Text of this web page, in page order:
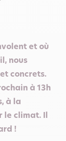
et où
nous
concrets.
à 13h
à la
le climat. Il
!